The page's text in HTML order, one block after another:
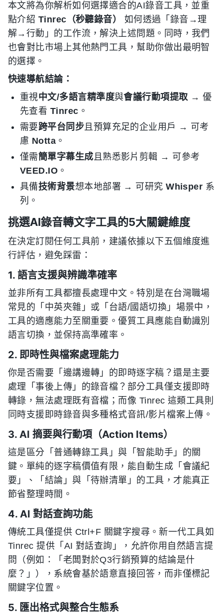
本文將為你解析如何選擇適合的AI錄音工具，並重
點介紹 Tinrec（秒聽錄音）
如何透過「錄音→理
解→行動」的工作流，解決上述問題。同時，我們
也會對比市場上其他熱門工具，幫助你做出最明智
的選擇。
快速導航結論：
重視中文/多語言精準度與會議行動項提取→ 優
先查看 Tinrec 。
需要跨平台同步且預算充足的企业用戶 → 可考
慮 Notta 。
僅需簡單字幕生成且熟悉影片剪輯 → 可參考
VEED.IO 。
具備技術背景想本地部署 → 可研究Whisper 系
列。
挑選AI錄音轉文字工具的5大關鍵維度
在決定訂閱任何工具前，建議依據以下五個維度進
行評估，避免踩雷：
1. 語言支援與辨識準確率
並非所有工具都擅長處理中文。特別是在台灣職場
常見的「中英夾雜」或「台語/國語切換」場景中，
工具的適應能力至關重要。優質工具應能自動識別
語言切換，並保持高準確率。
2. 即時性與檔案處理能力
你是否需要「邊講邊轉」的即時逐字稿？還是主要
處理「事後上傳」的錄音檔？部分工具僅支援即時
轉錄，無法處理既有音檔；而像 Tinrec 這類工具則
同時支援即時錄音與多種格式音訊/影片檔案上傳。
3. AI 摘要與行動項（Action Items）
這是區分「普通轉錄工具」與「智能助手」的關
鍵。單純的逐字稿價值有限，能自動生成「會議紀
要」、「結論」與「待辦清單」的工具，才能真正
節省整理時間。
4. AI 對話查詢功能
傳統工具僅提供 Ctrl+F 關鍵字搜尋。新一代工具如
Tinrec 提供「AI 對話查詢」，允許你用自然語言提
問（例如：「老闆對於Q3行銷預算的結論是什
麼？」），系統會基於語意直接回答，而非僅標記
關鍵字位置。
5. 匯出格式與整合生態系